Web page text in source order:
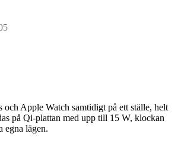
Apple Watch samtidigt på ett ställe, helt
på Qi-plattan med upp till 15 W, klockan
egna lägen.